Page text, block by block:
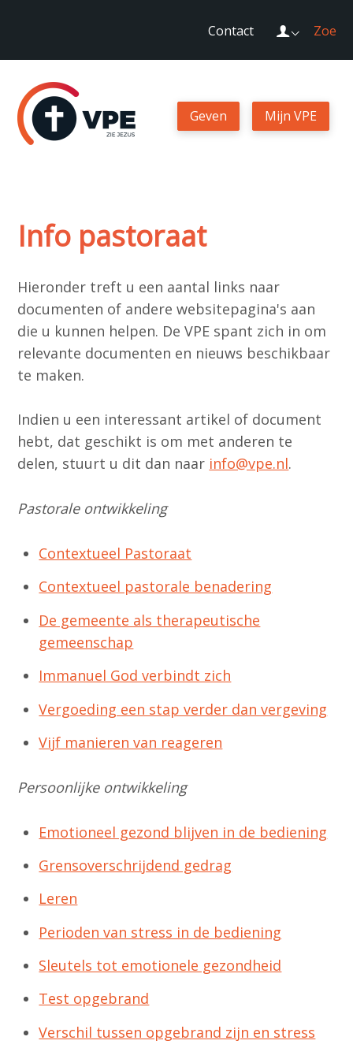
Spring
naar
de
de
inhoud
Contact LoginZoek
Geven Mijn VPE
Info pastoraat
Hieronder treft u een aantal links naar
documenten of andere websitepagina's aan
die u kunnen helpen. De VPE spant zich in om
relevante documenten en nieuws beschikbaar
te maken.
Indien u een interessant artikel of document
hebt, dat geschikt is om met anderen te
delen, stuurt u dit dan naar info@vpe.nl.
Pastorale ontwikkeling
Contextueel Pastoraat
Contextueel pastorale benadering
De gemeente als therapeutische
gemeenschap
Immanuel God verbindt zich
Vergoeding een stap verder dan vergeving
Vijf manieren van reageren
Persoonlijke ontwikkeling
Emotioneel gezond blijven in de bediening
Grensoverschrijdend gedrag
Leren
Perioden van stress in de bediening
Sleutels tot emotionele gezondheid
Test opgebrand
Verschil tussen opgebrand zijn en stress
Mijn VPE
Zoek
Login